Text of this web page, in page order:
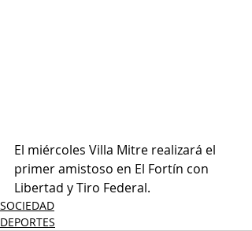
El miércoles Villa Mitre realizará el
primer amistoso en El Fortín con
Libertad y Tiro Federal.
SOCIEDAD
DEPORTES